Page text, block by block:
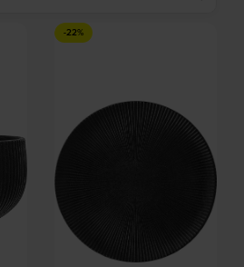
-22%